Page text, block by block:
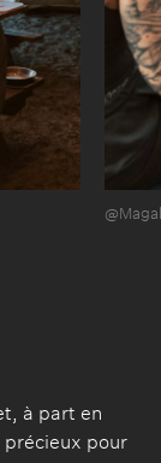
à part en
pour